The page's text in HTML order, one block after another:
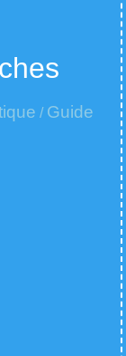
/ Guide